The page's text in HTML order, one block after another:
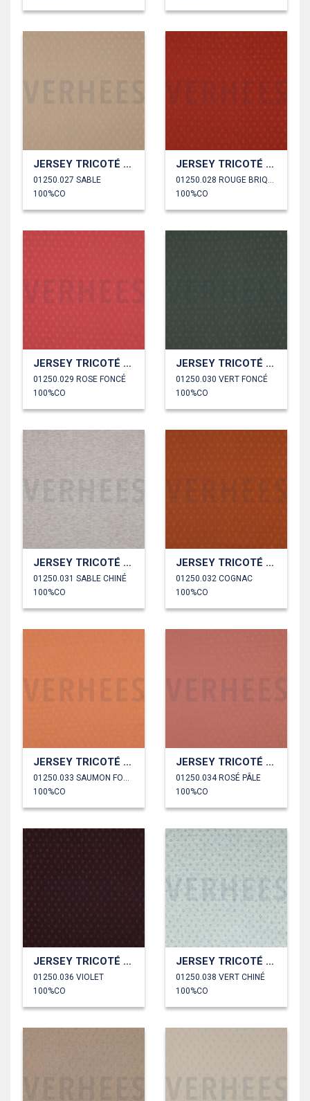
JERSEY TRICOTÉ AJOURÉ
01250.027 SABLE
100%CO
JERSEY TRICOTÉ AJOURÉ
100%CO
JERSEY TRICOTÉ AJOURÉ
01250.029 ROSE FONCÉ
100%CO
JERSEY TRICOTÉ AJOURÉ
01250.030 VERT FONCÉ
100%CO
JERSEY TRICOTÉ AJOURÉ
01250.031 SABLE CHINÉ
100%CO
JERSEY TRICOTÉ AJOURÉ
01250.032 COGNAC
100%CO
JERSEY TRICOTÉ AJOURÉ
100%CO
JERSEY TRICOTÉ AJOURÉ
01250.034 ROSÉ PÂLE
100%CO
JERSEY TRICOTÉ AJOURÉ
01250.036 VIOLET
100%CO
JERSEY TRICOTÉ AJOURÉ
01250.038 VERT CHINÉ
100%CO